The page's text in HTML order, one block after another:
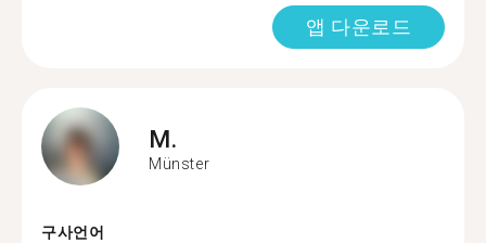
앱 다운로드
M.
Münster
구사언어